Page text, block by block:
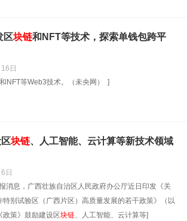
区块链和NFT等技术，探索单钱包跨平
日
和NFT等Web3技术。（未央网） ]
块链、人工智能、云计算等新技术领域
日
消息，广西壮族自治区人民政府办公厅近日印发《关
别试验区（广西片区）高质量发展的若干政策》（以
政策》鼓励建设区块链、人工智能、云计算等]